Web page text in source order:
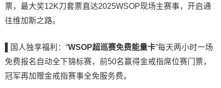
票，最大奖12K刀套票直达2025WSOP现场主赛事，开启通
往维加斯之路。
国人独享福利：“WSOP超巡赛免费能量卡”每天两小时一场
免费报名自动全下锦标赛，前50名赢得金戒指席位赛门票，
冠军再加赠金戒指赛事全免服务费。